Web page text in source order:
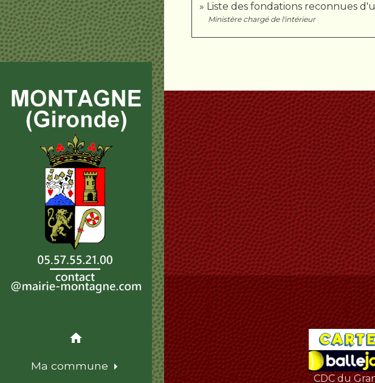
home
Ma commune
Liste des fondations reconnues
Ministère chargé de l'intérieur
CDC du